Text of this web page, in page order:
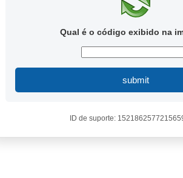
Qual é o código exibido na
submit
ID de suporte: